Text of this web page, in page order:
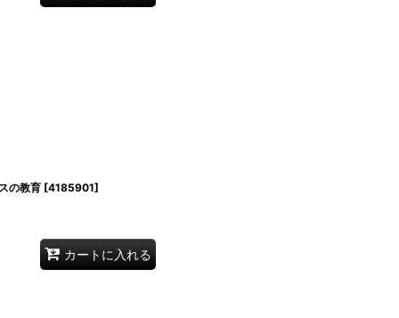
の教育 [4185901]
カートに入れる